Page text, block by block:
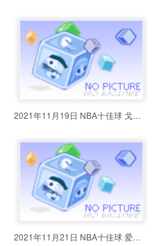
2021年11月19日 NBA十佳球 戈贝尔
2021年11月21日 NBA十佳球 爱德华